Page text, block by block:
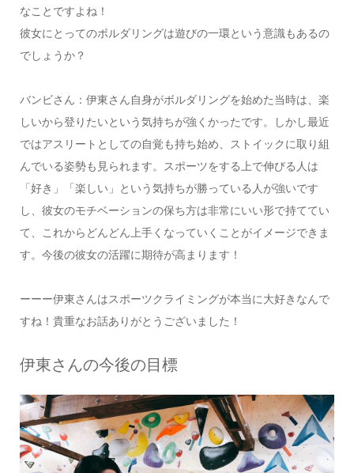
なことですよね！
彼女にとってのボルダリングは遊びの一環という意識もあるの
でしょうか？
バンビさん：伊東さん自身がボルダリングを始めた当時は、楽
しいから登りたいという気持ちが強くかったです。しかし最近
ではアスリートとしての自覚も持ち始め、ストイックに取り組
んでいる姿勢も見られます。スポーツをする上で伸びる人は
「好き」「楽しい」という気持ちが勝っている人が強いです
し、彼女のモチベーションの保ち方は非常にいい形で持ててい
て、これからどんどん上手くなっていくことがイメージできま
す。今後の彼女の活躍に期待が高まります！
ーーー伊東さんはスポーツクライミングが本当に大好きなんで
すね！貴重なお話ありがとうございました！
伊東さんの今後の目標